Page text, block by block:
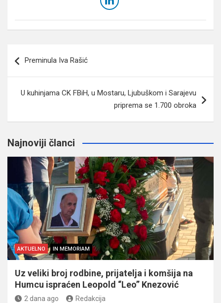
članaka
Preminula Iva Rašić
U kuhinjama CK FBiH, u Mostaru, Ljubuškom i Sarajevu
priprema se 1.700 obroka
Najnoviji članci
AKTUELNO IN MEMORIAM
Uz veliki broj rodbine, prijatelja i komšija na
Humcu ispraćen Leopold “Leo” Knezović
2 dana ago Redakcija